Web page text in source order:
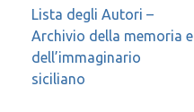
Navigazione
articoli
Lista degli Autori –
Archivio della memoria e
dell’immaginario
siciliano